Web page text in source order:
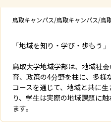
鳥取キャンパス/鳥取キャンパス/鳥
「地域を知り・学び・歩もう」
鳥取大学地域学部は、地域社
育、政策の4分野を柱に、多様
コースを通じて、地域と共に
り、学生は実際の地域課題に
ます。